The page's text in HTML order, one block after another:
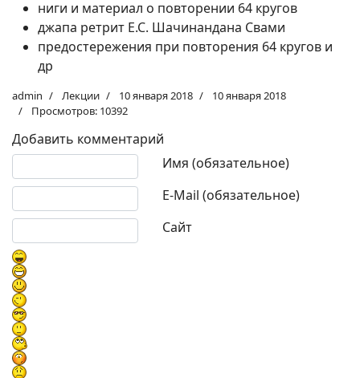
ниги и материал о повторении 64 кругов
джапа ретрит Е.С. Шачинандана Свами
предостережения при повторения 64 кругов и
др
admin Лекции 10 января 2018
10 января 2018
Просмотров: 10392
Добавить комментарий
Имя (обязательное)
E-Mail (обязательное)
Сайт
Текст комментария